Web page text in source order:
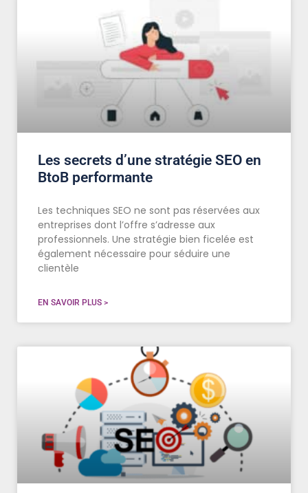
Les secrets d’une stratégie SEO en
BtoB performante
Les techniques SEO ne sont pas réservées aux
entreprises dont l’offre s’adresse aux
professionnels. Une stratégie bien ficelée est
également nécessaire pour séduire une
clientèle
EN SAVOIR PLUS >